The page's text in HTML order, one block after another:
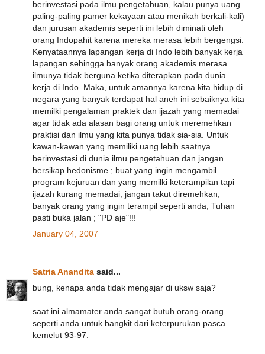
berinvestasi pada ilmu pengetahuan, kalau punya uang
paling-paling pamer kekayaan atau menikah berkali-kali)
dan jurusan akademis seperti ini lebih diminati oleh
orang Indopahit karena mereka merasa lebih bergengsi.
Kenyataannya lapangan kerja di Indo lebih banyak kerja
lapangan sehingga banyak orang akademis merasa
ilmunya tidak berguna ketika diterapkan pada dunia
kerja di Indo. Maka, untuk amannya karena kita hidup di
negara yang banyak terdapat hal aneh ini sebaiknya kita
memilki pengalaman praktek dan ijazah yang memadai
agar tidak ada alasan bagi orang untuk meremehkan
praktisi dan ilmu yang kita punya tidak sia-sia. Untuk
kawan-kawan yang memiliki uang lebih saatnya
berinvestasi di dunia ilmu pengetahuan dan jangan
bersikap hedonisme ; buat yang ingin mengambil
program kejuruan dan yang memilki keterampilan tapi
ijazah kurang memadai, jangan takut diremehkan,
banyak orang yang ingin terampil seperti anda, Tuhan
pasti buka jalan ; "PD aje"!!!
January 04, 2007
Satria Anandita said...
bung, kenapa anda tidak mengajar di uksw saja?
saat ini almamater anda sangat butuh orang-orang
seperti anda untuk bangkit dari keterpurukan pasca
kemelut 93-97.